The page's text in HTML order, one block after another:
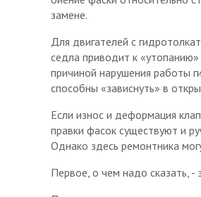
замене.
Для двигателей с
седла приводит к
причиной нарушения работы
способны «зависнуть» в
Если износ и деформация
правки фасок существуют и
Однако здесь ремонтника
Первое, о чем надо сказать,